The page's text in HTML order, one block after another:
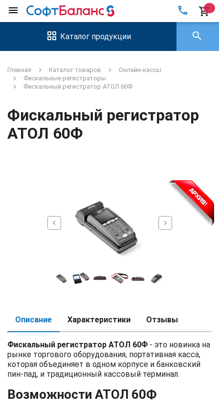
menu local_phone shopping_cart
Каталог продукции search
Главная Каталог товаров
Онлайн-кассы
Фискальные регистраторы
Фискальный регистратор АТОЛ 60Ф
chevron_left chevron_right
Фискальный регистратор
АТОЛ 60Ф
Описание Характеристики Отзывы
Фискальный регистратор АТОЛ 60Ф - это новинка на
рынке торгового оборудования, портативная касса,
которая объединяет в одном корпусе и банковский
пин-пад, и традиционный кассовый терминал.
Возможности АТОЛ 60Ф